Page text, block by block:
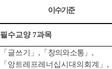
이수기준
필수교양7과목
「 글쓰기 」 , 「 창의와소통 」 ,
「 앙트레프레너십시대의회계 」 ,